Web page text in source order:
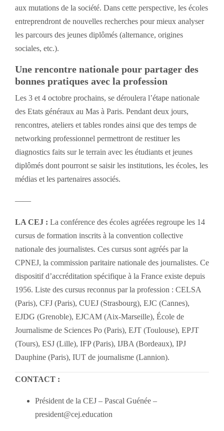
aux mutations de la société. Dans cette perspective, les écoles
entreprendront de nouvelles recherches pour mieux analyser
les parcours des jeunes diplômés (alternance, origines
sociales, etc.).
Une rencontre nationale pour partager des
bonnes pratiques avec la profession
Les 3 et 4 octobre prochains, se déroulera l’étape nationale
des Etats généraux au Mas à Paris. Pendant deux jours,
rencontres, ateliers et tables rondes ainsi que des temps de
networking professionnel permettront de restituer les
diagnostics faits sur le terrain avec les étudiants et jeunes
diplômés dont pourront se saisir les institutions, les écoles, les
médias et les partenaires associés.
——
LA CEJ : La conférence des écoles agréées regroupe les 14
cursus de formation inscrits à la convention collective
nationale des journalistes. Ces cursus sont agréés par la
CPNEJ, la commission paritaire nationale des journalistes. Ce
dispositif d’accréditation spécifique à la France existe depuis
1956. Liste des cursus reconnus par la profession : CELSA
(Paris), CFJ (Paris), CUEJ (Strasbourg), EJC (Cannes),
EJDG (Grenoble), EJCAM (Aix-Marseille), École de
Journalisme de Sciences Po (Paris), EJT (Toulouse), EPJT
(Tours), ESJ (Lille), IFP (Paris), IJBA (Bordeaux), IPJ
Dauphine (Paris), IUT de journalisme (Lannion).
CONTACT :
Président de la CEJ – Pascal Guénée –
president@cej.education